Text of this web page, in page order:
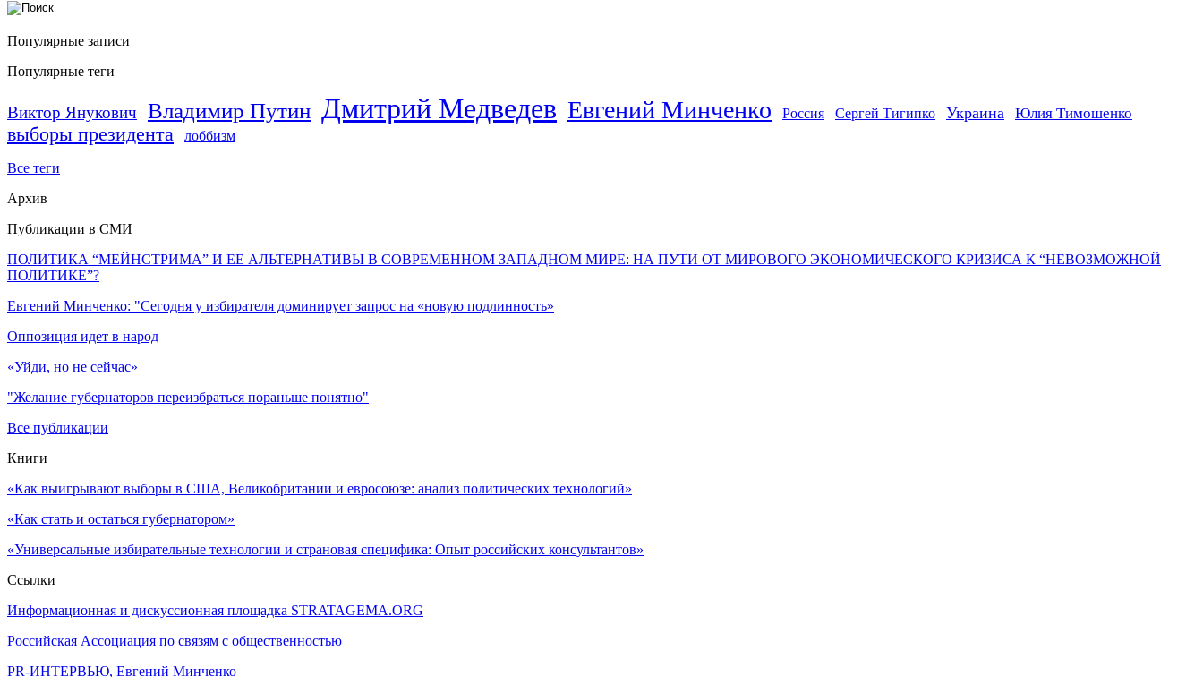
Популярные записи
Популярные теги
Виктор Янукович Владимир Путин Дмитрий Медведев Евгений Минченко Россия Сергей Тигипко Украина Юлия Тимошенко
выборы президента лоббизм
Все теги
Архив
Публикации в СМИ
ПОЛИТИКА “МЕЙНСТРИМА” И ЕЕ АЛЬТЕРНАТИВЫ В СОВРЕМЕННОМ ЗАПАДНОМ МИРЕ: НА ПУТИ ОТ МИРОВОГО ЭКОНОМИЧЕСКОГО КРИЗИСА К “НЕВОЗМОЖНОЙ
ПОЛИТИКЕ”?
Евгений Минченко: "Сегодня у избирателя доминирует запрос на «новую подлинность»
Оппозиция идет в народ
«Уйди, но не сейчас»
"Желание губернаторов переизбраться пораньше понятно"
Все публикации
Книги
«Как выигрывают выборы в США, Великобритании и евросоюзе: анализ политических технологий»
«Как стать и остаться губернатором»
«Универсальные избирательные технологии и страновая специфика: Опыт российских консультантов»
Ссылки
Информационная и дискуссионная площадка STRATAGEMA.ORG
Российская Ассоциация по связям с общественностью
PR-ИНТЕРВЬЮ, Евгений Минченко